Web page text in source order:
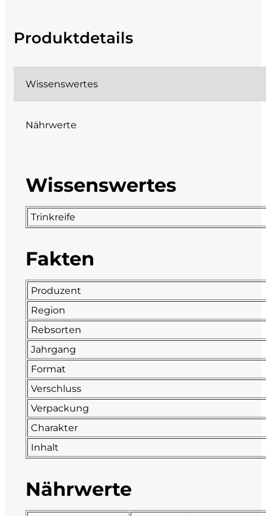
Produktdetails
Wissenswertes
Nährwerte
Wissenswertes
Trinkreife
Fakten
Produzent
Region
Rebsorten
Jahrgang
Format
Verschluss
Verpackung
Charakter
Inhalt
Nährwerte
Giannicola di Carlo
La Crotta di Vegneron
La Dolce Vigna
Limestone
Malvirà
Marrone
Masseria Li Veli
Massolino
Menhir Marangelli
Nero Fermento